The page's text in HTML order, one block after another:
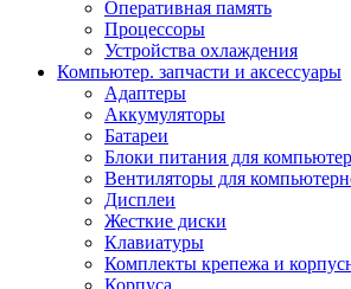
Оперативная память
Процессоры
Устройства охлаждения
Компьютер. запчасти и аксессуары
Адаптеры
Аккумуляторы
Батареи
Блоки питания для
Вентиляторы для
Дисплеи
Жесткие диски
Клавиатуры
Комплекты крепежа и
Корпуса